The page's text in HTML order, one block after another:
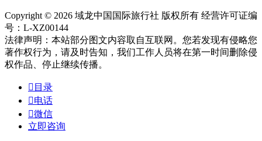
Copyright © 2026 域龙中国国际旅行社 版权所有 经营许可证编
号：L-XZ00144
法律声明：本站部分图文内容取自互联网。您若发现有侵略您
著作权行为，请及时告知，我们工作人员将在第一时间删除侵
权作品、停止继续传播。
 目录
电话
微信
立即咨询